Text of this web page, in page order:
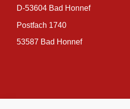
D-53604 Bad Honnef
Postfach 1740
53587 Bad Honnef